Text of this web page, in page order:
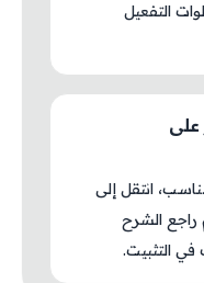
التفعيل
على
انتقل إلى
راجع الشرح
التثبيت.